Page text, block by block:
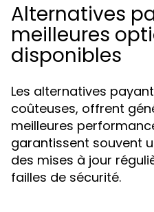
Alternatives
meilleures
disponibles
Les alternatives
coûteuses, offrent
meilleures
garantissent souvent
des mises à jour
failles de sécurité.